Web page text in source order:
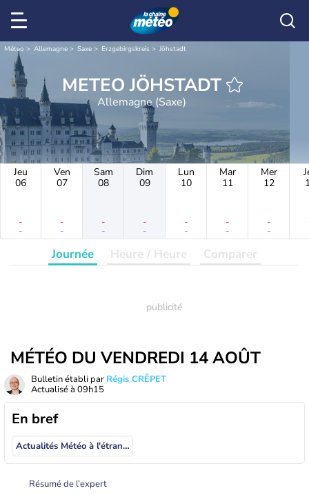
Météo Allemagne Saxe Erzgebirgskreis Jöhstadt
METEO JÖHSTADT
Allemagne (Saxe)
Jeu
06
-
-
Ven
07
-
-
Sam
08
-
-
Dim
09
-
-
Lun
10
-
-
Mar
11
-
-
Mer
12
-
-
Journée Heure / Heure Comparer
MÉTÉO DU VENDREDI 14 AOÛT
Bulletin établi par Régis CRÊPET
Actualisé à 09h15
En bref
Actualités Météo à l'étranger
Résumé de l’expert